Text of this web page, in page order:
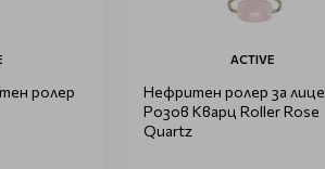
ролер
ACTIVE
Нефритен ролер за лице
Розов Кварц Roller Rose
Quartz